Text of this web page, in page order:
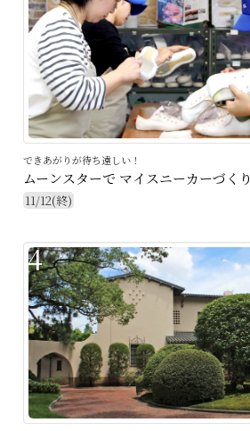
できあがりが待ち遠しい！
ムーンスターで マイスニーカーづくり
11/12(終)
4